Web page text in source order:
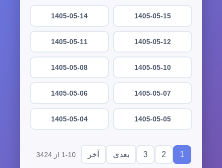
1405-05-15
1405-05-14
1405-05-12
1405-05-11
1405-05-10
1405-05-08
1405-05-07
1405-05-06
1405-05-05
1405-05-04
1
2
3 بعدی آخر 1-10 از 3424